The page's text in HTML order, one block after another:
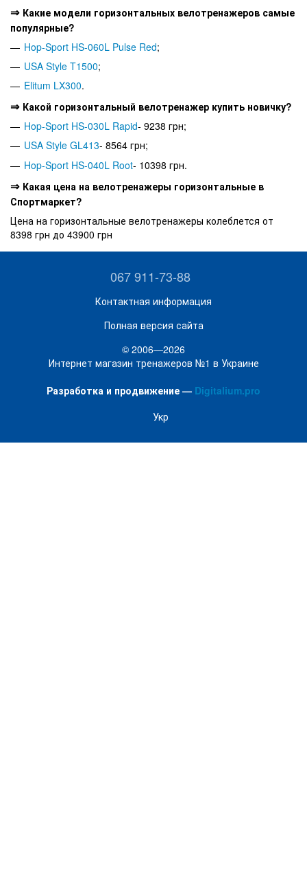
⇒ Какие модели горизонтальных велотренажеров самые
популярные?
Hop-Sport HS-060L Pulse Red;
USA Style T1500;
Elitum LX300.
⇒ Какой горизонтальный велотренажер купить новичку?
Hop-Sport HS-030L Rapid- 9238 грн;
USA Style GL413- 8564 грн;
Hop-Sport HS-040L Root- 10398 грн.
⇒ Какая цена на велотренажеры горизонтальные в
Спортмаркет?
Цена на горизонтальные велотренажеры колеблется от
8398 грн до 43900 грн
067 911-73-88
Контактная информация
Полная версия сайта
© 2006—2026
Интернет магазин тренажеров №1 в Украине
Разработка и продвижение — Digitalium.pro
Укр